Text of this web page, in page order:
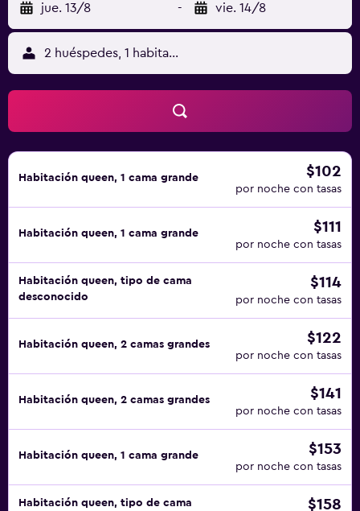
jue. 13/8 - vie. 14/8
2 huéspedes, 1 habitación
Habitación queen, 1 cama grande $102
por noche con tasas
Habitación queen, 1 cama grande $111
por noche con tasas
Habitación queen, tipo de cama
desconocido
$114
por noche con tasas
Habitación queen, 2 camas grandes $122
por noche con tasas
Habitación queen, 2 camas grandes $141
por noche con tasas
Habitación queen, 1 cama grande $153
por noche con tasas
Habitación queen, tipo de cama $158